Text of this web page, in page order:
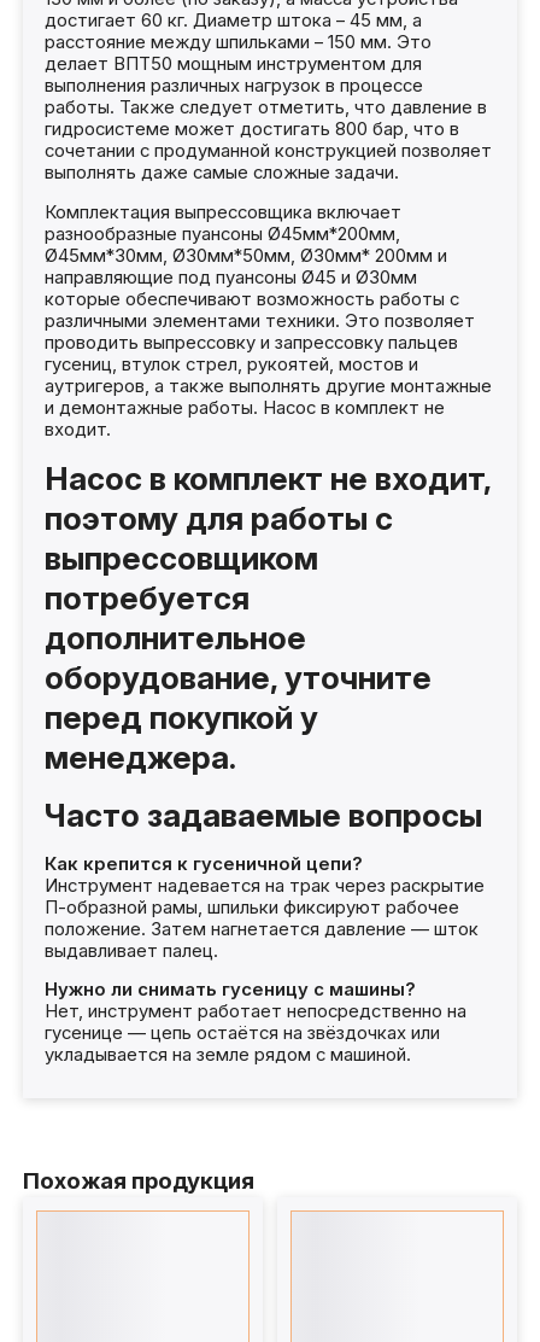
достигает 60 кг. Диаметр штока – 45 мм, а
расстояние между шпильками – 150 мм. Это
делает ВПТ50 мощным инструментом для
выполнения различных нагрузок в процессе
работы. Также следует отметить, что давление в
гидросистеме может достигать 800 бар, что в
сочетании с продуманной конструкцией позволяет
выполнять даже самые сложные задачи.
Комплектация выпрессовщика включает
разнообразные пуансоны Ø45мм*200мм,
Ø45мм*30мм, Ø30мм*50мм, Ø30мм* 200мм и
направляющие под пуансоны Ø45 и Ø30мм
которые обеспечивают возможность работы с
различными элементами техники. Это позволяет
проводить выпрессовку и запрессовку пальцев
гусениц, втулок стрел, рукоятей, мостов и
аутригеров, а также выполнять другие монтажные
и демонтажные работы. Насос в комплект не
входит.
Насос в комплект не входит,
поэтому для работы с
выпрессовщиком
потребуется
дополнительное
оборудование, уточните
перед покупкой у
менеджера.
Часто задаваемые вопросы
Как крепится к гусеничной цепи?
Инструмент надевается на трак через раскрытие
П-образной рамы, шпильки фиксируют рабочее
положение. Затем нагнетается давление — шток
выдавливает палец.
Нужно ли снимать гусеницу с машины?
Нет, инструмент работает непосредственно на
гусенице — цепь остаётся на звёздочках или
укладывается на земле рядом с машиной.
Похожая продукция